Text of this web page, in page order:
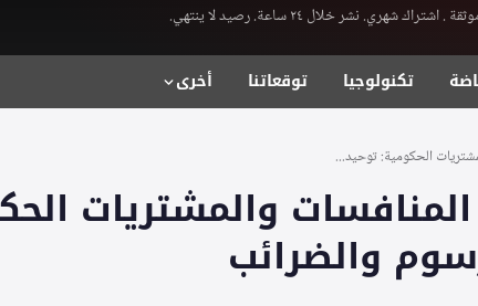
نشر خلال ٢٤ ساعة. رصيد لا ينتهي.
تكنولوجيا توقعاتنا أخرى
الحكومية: توحيد...
والمشتريات
والضرائب